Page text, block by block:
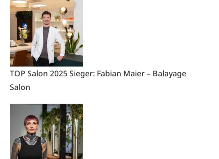
TOP Salon 2025 Sieger: Fabian Maier – Balayage
Salon